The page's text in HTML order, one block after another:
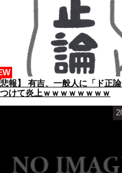
悲報】 有吉、一般人に「ド正
けて炎上ｗｗｗｗｗｗｗｗ